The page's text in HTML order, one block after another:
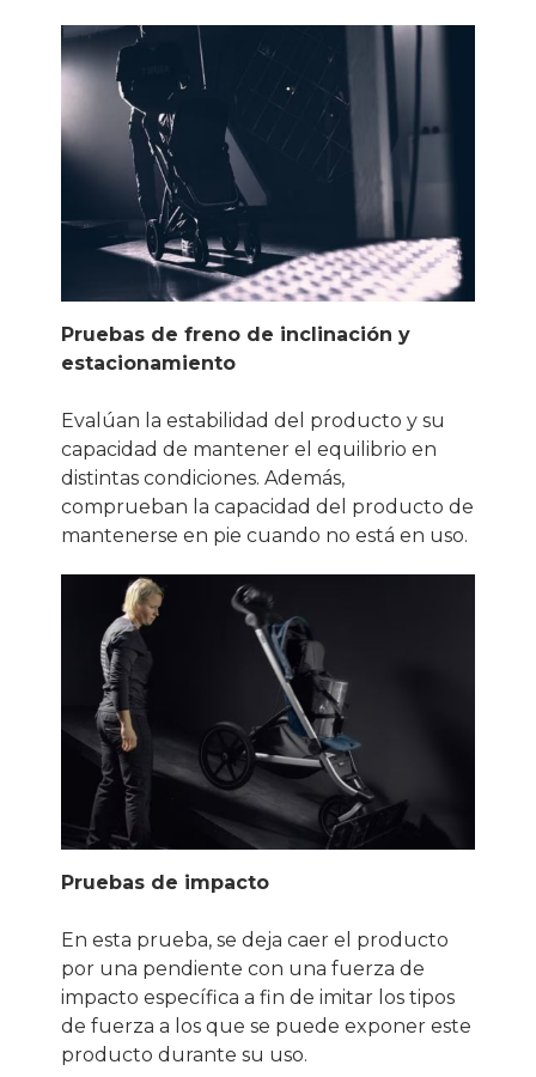
Pruebas de freno de inclinación y
estacionamiento
Evalúan la estabilidad del producto y su
capacidad de mantener el equilibrio en
distintas condiciones. Además,
comprueban la capacidad del producto de
mantenerse en pie cuando no está en uso.
Pruebas de impacto
En esta prueba, se deja caer el producto
por una pendiente con una fuerza de
impacto específica a fin de imitar los tipos
de fuerza a los que se puede exponer este
producto durante su uso.